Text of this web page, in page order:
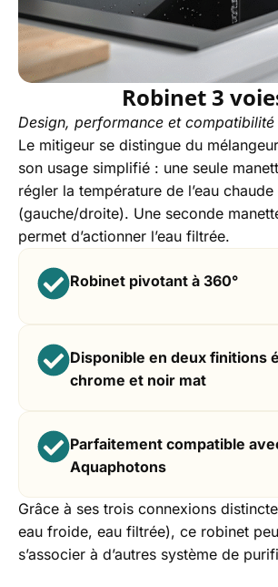
Robinet 3
Design, performance et compatibilité
Le mitigeur se distingue du
son usage simplifié : une seule
régler la température de l’eau
(gauche/droite). Une seconde
permet d’actionner l’eau filtrée.
Robinet pivotant à 360°
Disponible en deux finitions
chrome et noir mat
Parfaitement compatible
Aquaphotons
Grâce à ses trois connexions
eau froide, eau filtrée), ce robinet
s’associer à d’autres système de